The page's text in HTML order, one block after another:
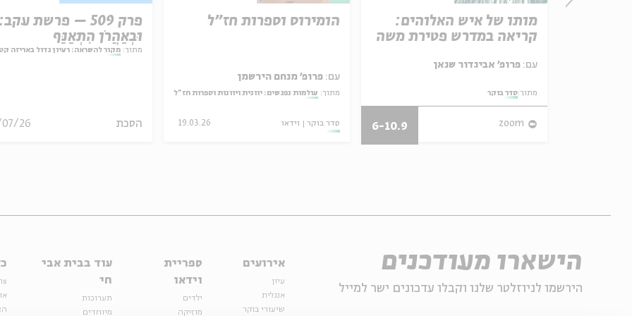
פרק 509 – פרשת עקב:
וּבְאַהֲרֹן הִתְאַנַּף
מתוך: מקור להשראה: רעיון גדול באריזה
הסכת 26
הומירוס וספרות חז"ל
עם: פרופ' מנחם הירשמן
מתוך: עולמות נפגשים: יוונית ויוונות וספרות חז"ל
סדר בוקר וידאו 19.03.26
מותו של איש האלוהים:
קריאה במדרש פטירת משה
עם:
מתוך:סדר בוקר
zoom
6-10.9
הישארו מעודכנים
הירשמו לניוזלטר שלנו וקבלו עדכונים ישר למייל
אירועים
עיון
אנגלית
שיעורי בוקר
ספריית
וידאו
ילדים
מוזיקה
עוד בבית אבי
חי
תערוכות
מיוחדים